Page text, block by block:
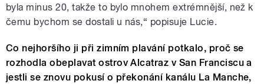
byla minus 20, takže to bylo mnohem extrémnější, než k
čemu bychom se dostali u nás,“ popisuje Lucie.
Co nejhoršího ji při zimním plavání potkalo, proč se
rozhodla obeplavat ostrov Alcatraz v San Franciscu a
jestli se znovu pokusí o překonání kanálu La Manche,